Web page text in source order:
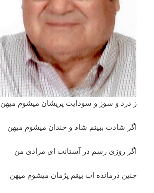
ز درد و سوز و سودایت پریشان میشوم میهن
اگر شادت ببینم شاد و خندان میشوم میهن
اگر روزی رسم در آستانت ای مرادی من
چنین درمانده ات بینم پژمان میشوم میهن